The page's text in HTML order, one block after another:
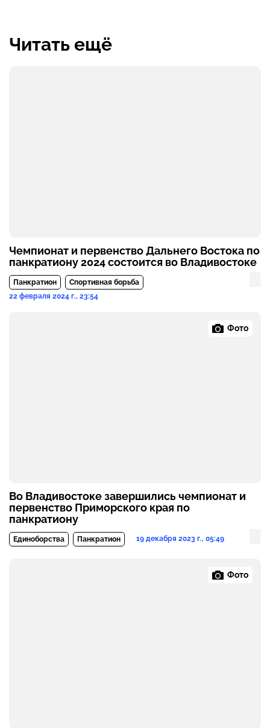
Читать ещё
Чемпионат и первенство Дальнего Востока по
панкратиону 2024 состоится во Владивостоке
Панкратион
Спортивная борьба
22 февраля 2024 г., 23:54
Фото
Во Владивостоке завершились чемпионат и
первенство Приморского края по
панкратиону
Единоборства Панкратион 19 декабря 2023 г., 05:49
Фото